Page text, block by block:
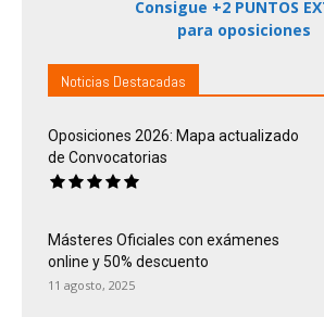
Consigue +2 PUNTOS
para oposiciones
Noticias Destacadas
Oposiciones 2026: Mapa actualizado
de Convocatorias
Másteres Oficiales con exámenes
online y 50% descuento
11 agosto, 2025